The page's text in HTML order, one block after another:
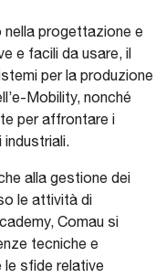
nella progettazione e
e facili da usare, il
per la produzione
Mobility, nonché
per affrontare i
alla gestione dei
le attività di
Comau si
tecniche e
sfide relative